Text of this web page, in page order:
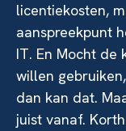
licentiekosten,
aanspreekpunt
IT. En Mocht de
willen
dan kan dat.
juist vanaf.